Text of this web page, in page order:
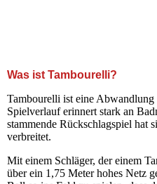
Was ist Tambourelli?
Tambourelli ist eine
Spielverlauf erinnert stark an
stammende Rückschlagspiel hat
verbreitet.
Mit einem Schläger, der einem
über ein 1,75 Meter hohes Netz